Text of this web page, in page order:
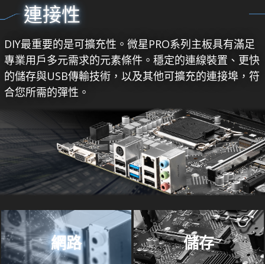
連接性
DIY最重要的是可擴充性。微星PRO系列主板具有滿足
專業用戶多元需求的元素條件。穩定的連線裝置、更快
的儲存與USB傳輸技術，以及其他可擴充的連接埠，符
合您所需的彈性。
網路 儲存